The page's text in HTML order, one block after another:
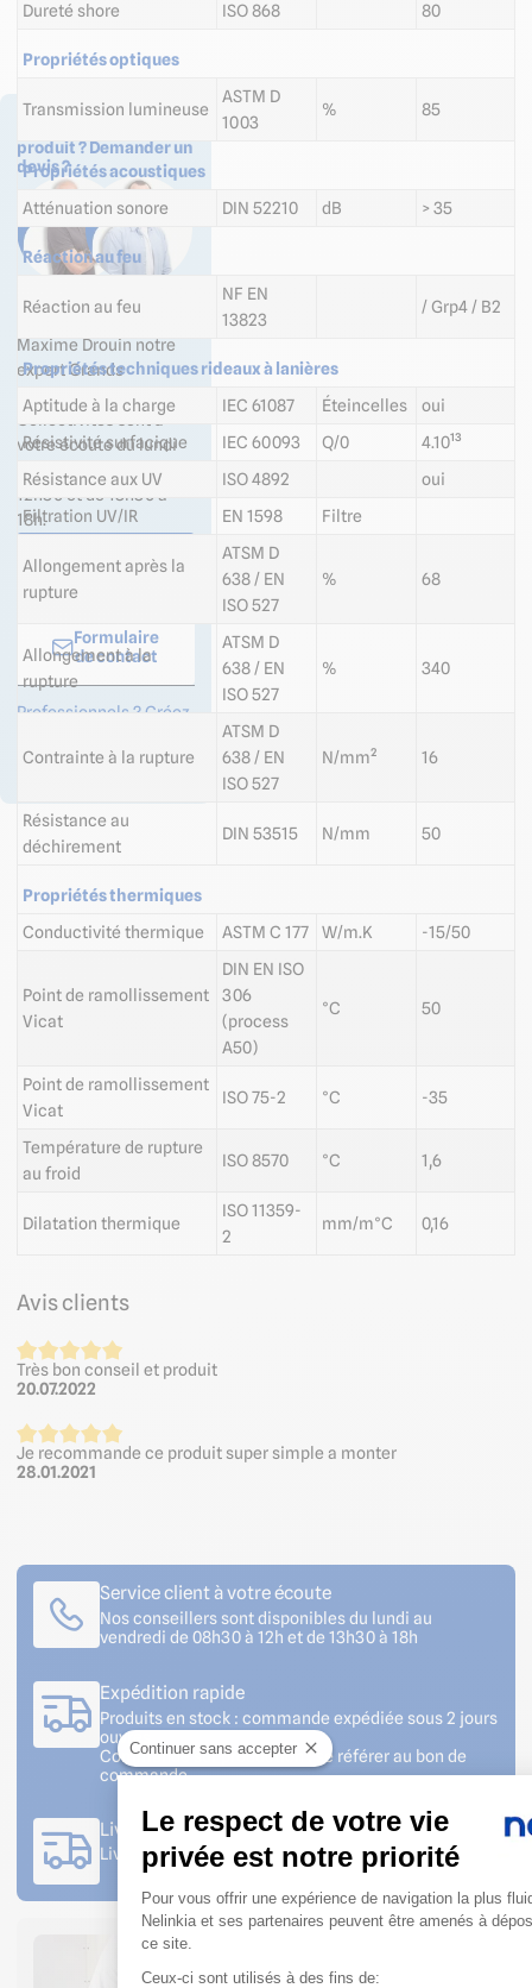
produit ? Demander un
devis ?
Maxime Drouin notre
expert Grands
Comptes /
Collectivités sont à
votre écoute du lundi
au vendredi de 8h30 à
12h30 et de 13h30 à
18h.
04 58 64 00
Formulaire
de contact
Professionnels ? Créez
bénéficiez d’avantages
Dureté shore ISO 868 80
Propriétés optiques
Transmission lumineuse
ASTM D
1003
% 85
Propriétés acoustiques
Atténuation sonore
DIN 52210 dB > 35
Réaction au feu
Réaction au feu
NF EN
13823
/ Grp4 / B2
Propriétés techniques rideaux à lanières
Aptitude à la charge
IEC 61087 Éteincelles
oui
Résistivité surfacique
IEC 60093 Q/0
4.10¹³
Résistance aux UV
ISO 4892
oui
Filtration UV/IR
EN 1598 Filtre
Allongement après la
rupture
ATSM D
638 / EN
ISO 527
% 68
Allongement à la
rupture
ATSM D
638 / EN
ISO 527
% 340
Contrainte à la rupture
ATSM D
638 / EN
ISO 527
N/mm² 16
Résistance au
déchirement
DIN 53515 N/mm 50
Propriétés thermiques
Conductivité thermique
ASTM C 177 W/m.K -15/50
Point de ramollissement
Vicat
DIN EN ISO
306
(process
A50)
°C 50
Point de ramollissement
Vicat
ISO 75-2 °C -35
Température de rupture
au froid
ISO 8570 °C 1,6
Dilatation thermique
ISO 11359-
2
mm/m°C 0,16
Avis clients
Très bon conseil et produit
20.07.2022
Je recommande ce produit super simple a monter
28.01.2021
Service client à votre écoute
Nos conseillers sont disponibles du lundi au
vendredi de 08h30 à 12h et de 13h30 à 18h
Expédition rapide
Produits en stock : commande expédiée sous 2 jours
ouvrés
Commande sur production : se référer au bon de
commande
Livraison sur votre chantier
Livraison avec prise de rendez-vous
Continuer sans accepter
Le respect de votre vie
privée est notre priorité
Plateforme de Gestion du
Pour vous offrir une expérience de navigation la plus
Nelinkia et ses partenaires peuvent être amenés à
ce site.
Ceux-ci sont utilisés à des fins de: